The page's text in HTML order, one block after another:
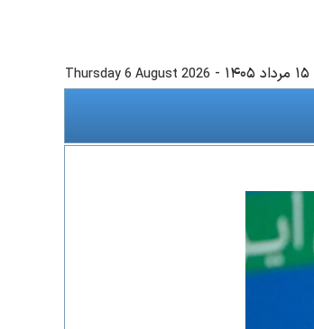
-
Thursday 6 August 2026